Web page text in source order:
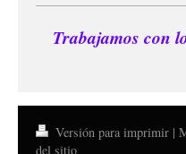
Trabajamos con
Versión para imprimir |
del sitio